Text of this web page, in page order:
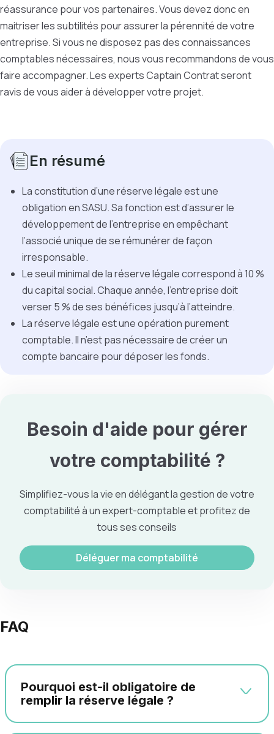
réassurance pour vos partenaires. Vous devez donc en
maitriser les subtilités pour assurer la pérennité de votre
entreprise. Si vous ne disposez pas des connaissances
comptables nécessaires, nous vous recommandons de vous
faire accompagner. Les experts Captain Contrat seront
ravis de vous aider à développer votre projet.
En résumé
La constitution d’une réserve légale est une
obligation en SASU. Sa fonction est d’assurer le
développement de l’entreprise en empêchant
l’associé unique de se rémunérer de façon
irresponsable.
Le seuil minimal de la réserve légale correspond à 10 %
du capital social. Chaque année, l’entreprise doit
verser 5 % de ses bénéfices jusqu’à l’atteindre.
La réserve légale est une opération purement
comptable. Il n’est pas nécessaire de créer un
compte bancaire pour déposer les fonds.
Besoin d'aide pour gérer
votre comptabilité ?
Simplifiez-vous la vie en délégant la gestion de votre
comptabilité à un expert-comptable et profitez de
tous ses conseils
Déléguer ma comptabilité
FAQ
Pourquoi est-il obligatoire de
remplir la réserve légale ?